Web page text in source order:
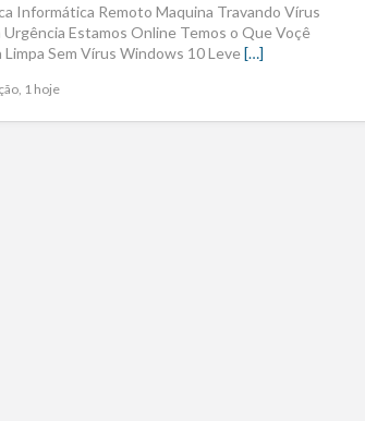
Informática Remoto Maquina Travando Vírus
Estamos Online Temos o Que Voçê
Sem Vírus Windows 10 Leve[…]
1 hoje